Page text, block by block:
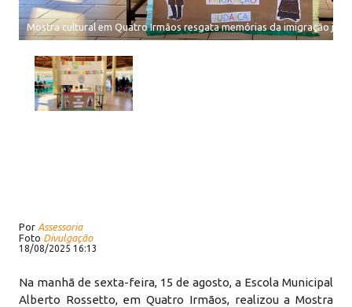
Mostra cultural em Quatro Irmãos resgata memórias da imigração
Por Assessoria
Foto Divulgação
18/08/2025 16:13
Na manhã de sexta-feira, 15 de agosto, a Escola Municipal
Alberto Rossetto, em Quatro Irmãos, realizou a Mostra